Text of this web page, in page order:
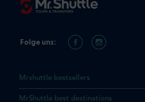
Mrshuttle bestsellers
MrShuttle best destinations
Folge uns: